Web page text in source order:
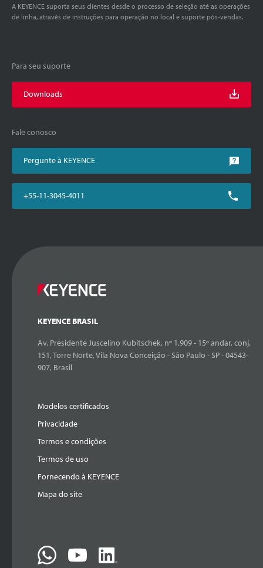
A KEYENCE suporta seus clientes desde o processo de seleção até as operações
de linha, através de instruções para operação no local e suporte pós-vendas.
Para seu suporte
Downloads
Fale conosco
Pergunte à KEYENCE
+55-11-3045-4011
KEYENCE BRASIL
Av. Presidente Juscelino Kubitschek, nº 1.909 - 15º andar, conj.
151, Torre Norte, Vila Nova Conceição - São Paulo - SP - 04543-
907, Brasil
Modelos certificados
Privacidade
Termos e condições
Termos de uso
Fornecendo à KEYENCE
Mapa do site